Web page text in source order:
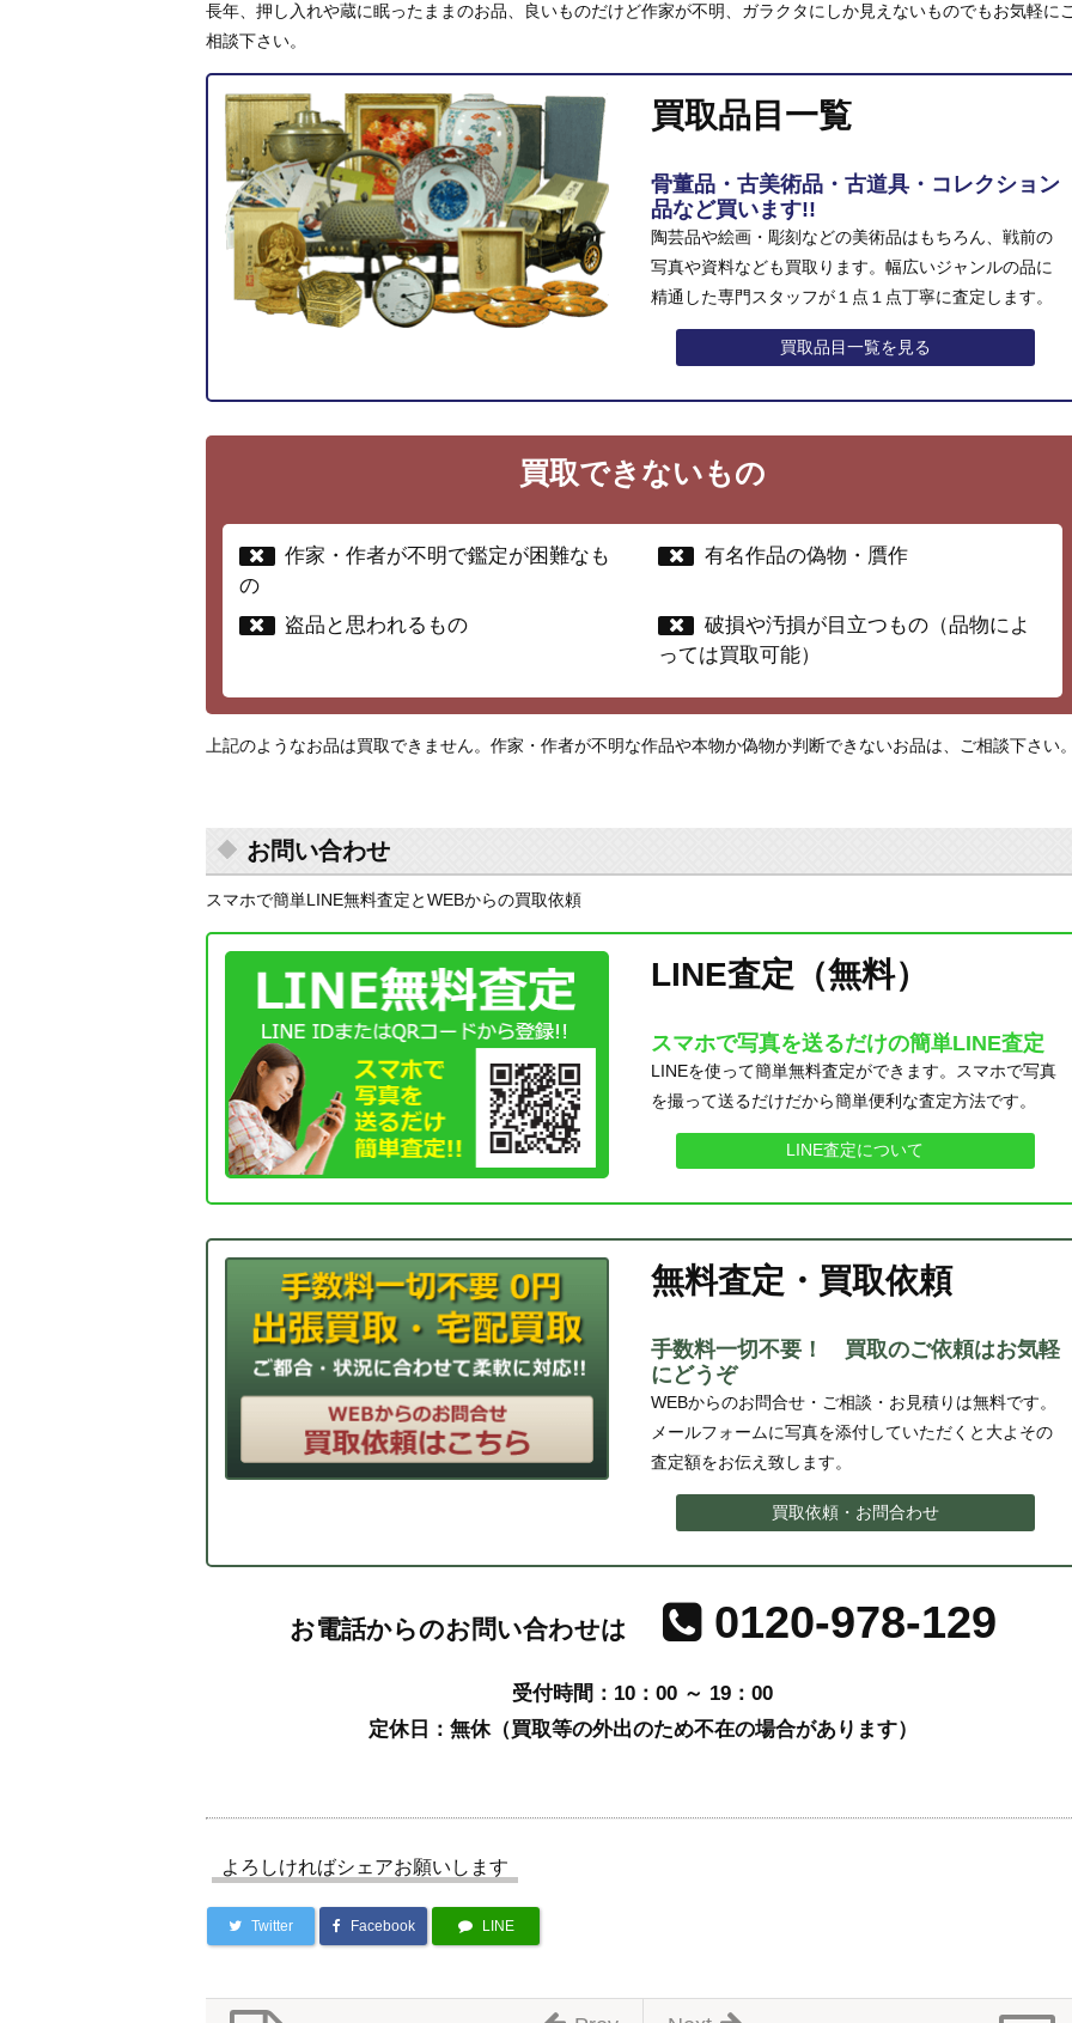
長年、押し入れや蔵に眠ったままのお品、良いものだけど作家が不明、ガラクタにしか見えないものでもお気軽に
相談下さい。
買取品目一覧
骨董品・古美術品・古道具・コレクション
品など買います!!
陶芸品や絵画・彫刻などの美術品はもちろん、戦前の
写真や資料なども買取ります。幅広いジャンルの品に
精通した専門スタッフが１点１点丁寧に査定します。
買取品目一覧を見る
買取できないもの
作家・作者が不明で鑑定が困難なも
の
有名作品の偽物・贋作
盗品と思われるもの
破損や汚損が目立つもの（品物によ
っては買取可能）
上記のようなお品は買取できません。作家・作者が不明な作品や本物か偽物か判断できないお品は、ご相談下さい
お問い合わせ
スマホで簡単LINE無料査定とWEBからの買取依頼
LINE査定（無料）
スマホで写真を送るだけの簡単LINE査定
LINEを使って簡単無料査定ができます。スマホで写真
を撮って送るだけだから簡単便利な査定方法です。
LINE査定について
無料査定・買取依頼
手数料一切不要！ 買取のご依頼はお気軽
にどうぞ
WEBからのお問合せ・ご相談・お見積りは無料です。
メールフォームに写真を添付していただくと大よその
査定額をお伝え致します。
買取依頼・お問合わせ
お電話からのお問い合わせは 0120-978-129
受付時間：10：00 ～ 19：00
定休日：無休（買取等の外出のため不在の場合があります）
よろしければシェアお願いします
Twitter Facebook LINE